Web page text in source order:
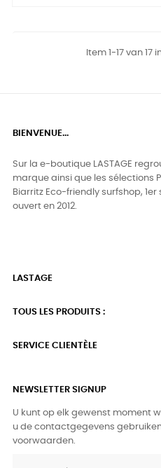
Item 1-17 van
BIENVENUE...
Sur la e-boutique LASTAGE
marque ainsi que les sélections
Biarritz Eco-friendly surfshop,
ouvert en 2012.
LASTAGE
TOUS LES PRODUITS :
SERVICE CLIENTÈLE
NEWSLETTER SIGNUP
U kunt op elk gewenst moment
u de contactgegevens
voorwaarden.